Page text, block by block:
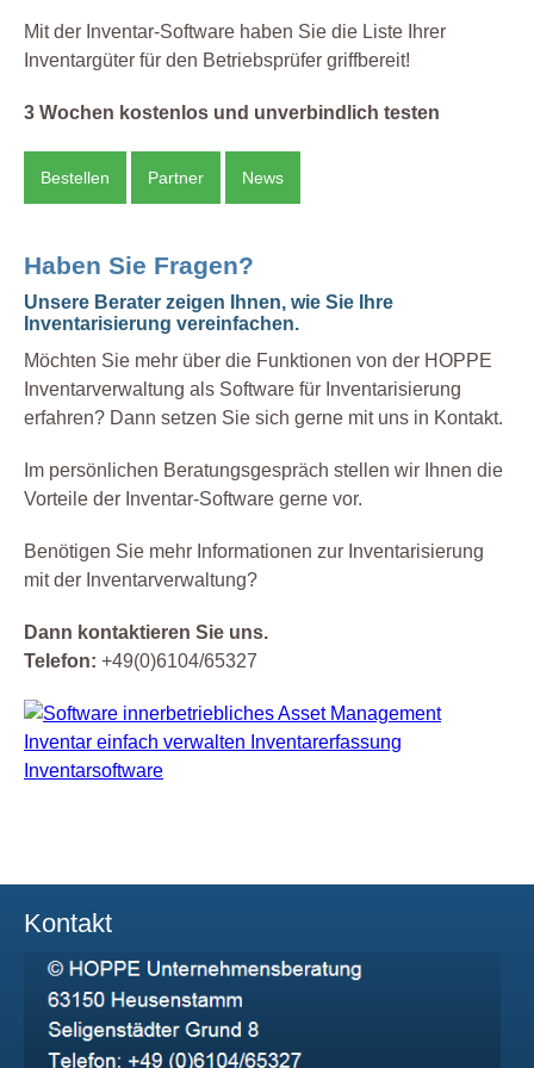
Mit der Inventar-Software haben Sie die Liste Ihrer
Inventargüter für den Betriebsprüfer griffbereit!
3 Wochen kostenlos und unverbindlich testen
Bestellen Partner News
Haben Sie Fragen?
Unsere Berater zeigen Ihnen, wie Sie Ihre
Inventarisierung vereinfachen.
Möchten Sie mehr über die Funktionen von der HOPPE
Inventarverwaltung als Software für Inventarisierung
erfahren? Dann setzen Sie sich gerne mit uns in Kontakt.
Im persönlichen Beratungsgespräch stellen wir Ihnen die
Vorteile der Inventar-Software gerne vor.
Benötigen Sie mehr Informationen zur Inventarisierung
mit der Inventarverwaltung?
Dann kontaktieren Sie uns.
Telefon: +49(0)6104/65327
Kontakt